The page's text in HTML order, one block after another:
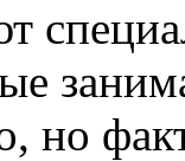
но